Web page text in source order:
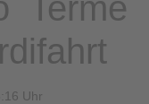
Uhr